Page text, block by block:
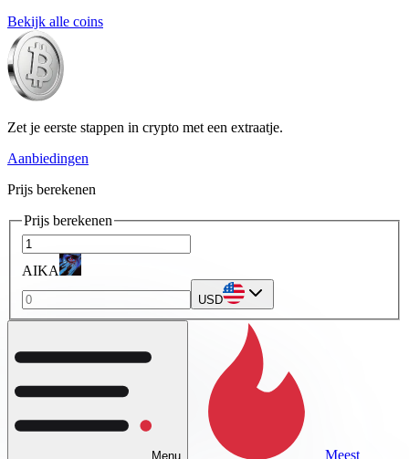
Bekijk alle coins
Zet je eerste stappen in crypto met een extraatje.
Aanbiedingen
Prijs berekenen
Prijs berekenen
AIKA
USD
Menu Meest